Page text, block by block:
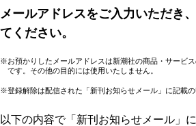
メールアドレスをご入力いただき
てください。
※お預かりしたメールアドレスは新潮社の商品・サービ
です。その他の目的には使用いたしません。
※登録解除は配信された「新刊お知らせメール」に記載の
以下の内容で「新刊お知らせメール」